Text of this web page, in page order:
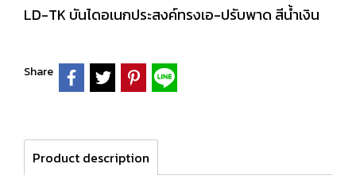
LD-TK บันไดอเนกประสงค์ทรงเอ-ปรับพาด สีน้ำเงิน
Share
Product description